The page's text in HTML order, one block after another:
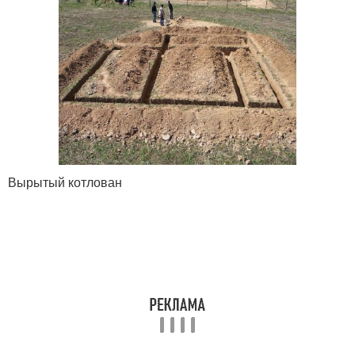
Вырытый котлован